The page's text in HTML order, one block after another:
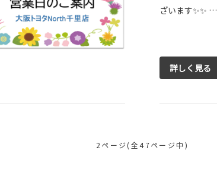
ざいます✨✨ …
詳しく見る
2ページ(全47ページ中)